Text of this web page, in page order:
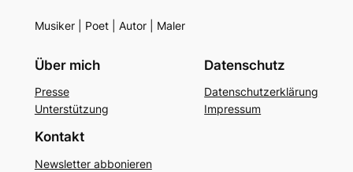
Musiker | Poet | Autor | Maler
Über mich
Presse
Unterstützung
Datenschutz
Datenschutzerklärung
Impressum
Kontakt
Newsletter abbonieren